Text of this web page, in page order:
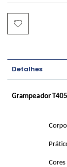
Detalhes
Grampeador T405